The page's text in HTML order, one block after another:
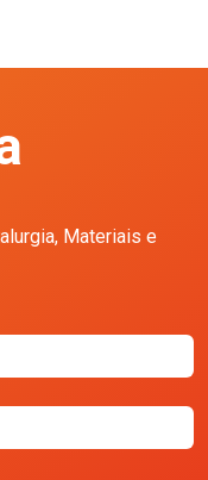
Materiais e